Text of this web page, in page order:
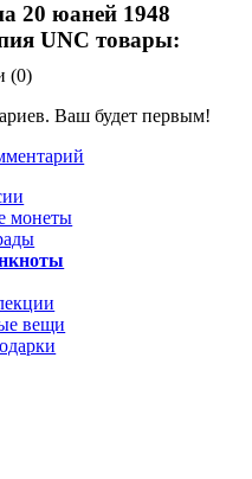
20 юаней 1948
UNC товары:
(0)
Ваш будет первым!
монеты
вещи